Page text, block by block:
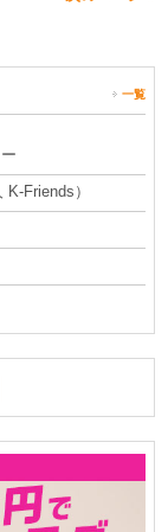
一覧
Friends）